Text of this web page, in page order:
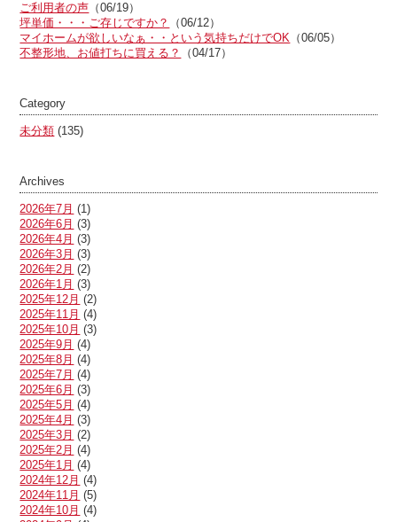
ご利用者の声 （06/19）
坪単価・・・ご存じですか？
（06/12）
マイホームが欲しいなぁ・・という気持ちだけでOK （06/05）
不整形地、お値打ちに買える？
（04/17）
Category
未分類 (135)
Archives
2026年7月 (1)
2026年6月 (3)
2026年4月 (3)
2026年3月 (3)
2026年2月 (2)
2026年1月 (3)
2025年12月 (2)
2025年11月 (4)
2025年10月 (3)
2025年9月 (4)
2025年8月 (4)
2025年7月 (4)
2025年6月 (3)
2025年5月 (4)
2025年4月 (3)
2025年3月 (2)
2025年2月 (4)
2025年1月 (4)
2024年12月 (4)
2024年11月 (5)
2024年10月 (4)